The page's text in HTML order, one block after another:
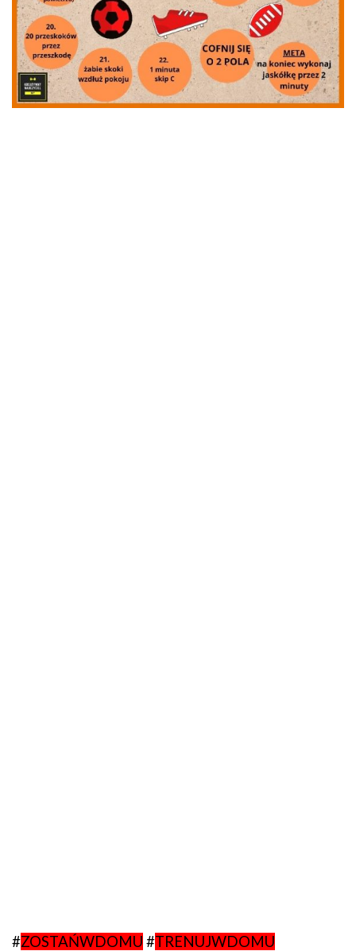
#ZOSTAŃWDOMU #TRENUJWDOMU